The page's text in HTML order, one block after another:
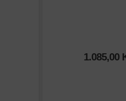
1.085,00